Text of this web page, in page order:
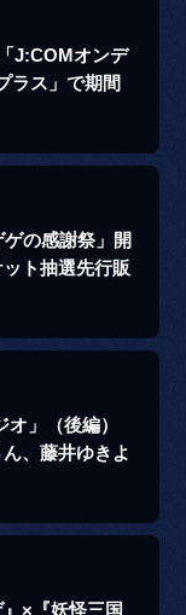
J:COMオンデ
ラス」で期間
の感謝祭」開
ト抽選先行販
」（後編）
、藤井ゆきよ
×『妖怪三国